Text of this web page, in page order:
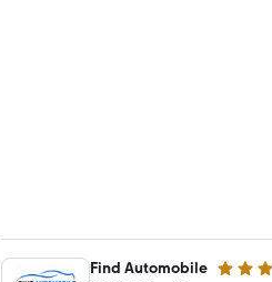
Find Automobile 5 Sterne